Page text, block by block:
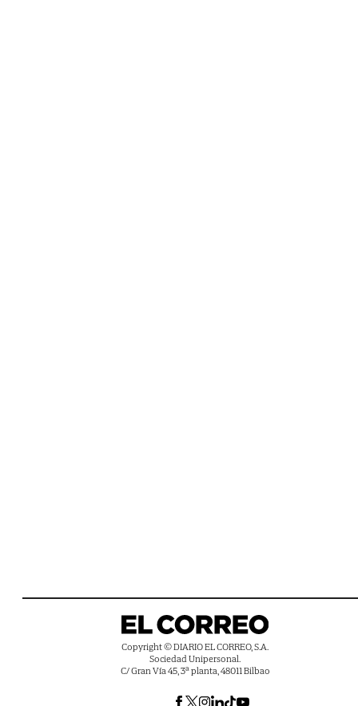
Copyright © DIARIO EL CORREO, S.A.
Sociedad Unipersonal.
C/ Gran Vía 45, 3ª planta, 48011 Bilbao